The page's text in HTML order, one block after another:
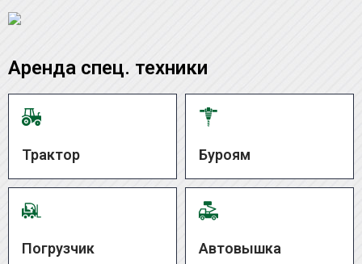
Аренда спец. техники
Трактор Буроям
Погрузчик Автовышка